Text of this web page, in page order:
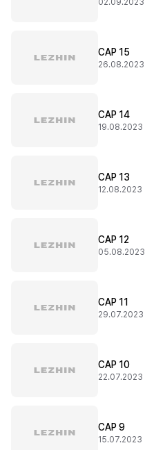
02.09.2023
CAP 15
26.08.2023
CAP 14
19.08.2023
CAP 13
12.08.2023
CAP 12
05.08.2023
CAP 11
29.07.2023
CAP 10
22.07.2023
CAP 9
15.07.2023